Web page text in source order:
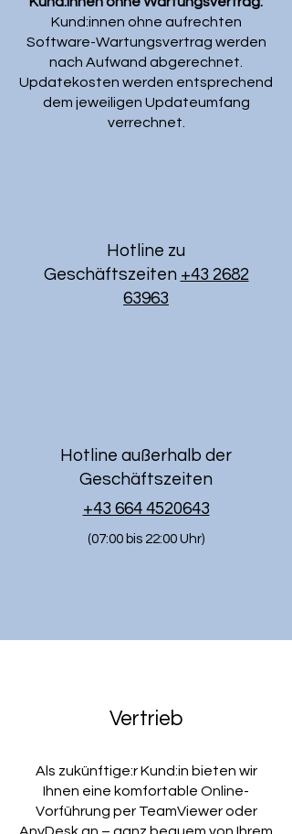
Kund:innen ohne aufrechten
Software-Wartungsvertrag werden
nach Aufwand abgerechnet.
Updatekosten werden entsprechend
dem jeweiligen Updateumfang
verrechnet.
Hotline zu
Geschäftszeiten +43 2682
63963
Hotline außerhalb der
Geschäftszeiten
+43 664 4520643
(07:00 bis 22:00 Uhr)
Vertrieb
Als zukünftige:r Kund:in bieten wir
Ihnen eine komfortable Online-
Vorführung per TeamViewer oder